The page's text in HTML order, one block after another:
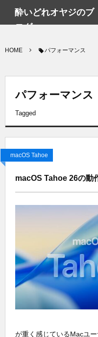
酔いどれオヤジのブ
ログwp
HOME パフォーマンス
パフォーマンス
Tagged
macOS Tahoe
macOS Tahoe 26の動
が重く感じているMacユ